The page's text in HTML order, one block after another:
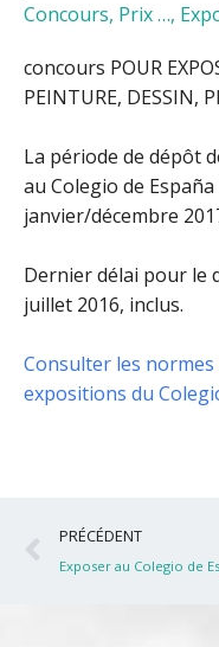
Concours, Prix …,
concours POUR
PEINTURE, DESSIN,
La période de dépôt
au Colegio de
janvier/décembre
Dernier délai pour le
juillet 2016, inclus.
Consulter les
expositions du
Précédent
PRÉCÉDENT
Exposer au Colegio de